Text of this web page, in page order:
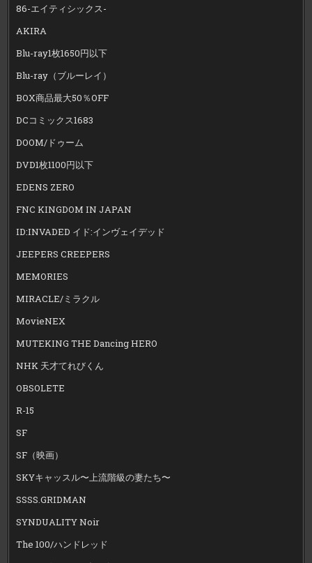
86-エイティシックス-
AKIRA
Blu-ray1枚1650円以下
Blu-ray（ブルーレイ）
BOX商品最大50％OFF
DCコミックス1683
DOOM/ドゥーム
DVD1枚1100円以下
EDENS ZERO
FNC KINGDOM IN JAPAN
ID:INVADED イド:インヴェイデッド
JEEPERS CREEPERS
MEMORIES
MIRACLE/ミラクル
MovieNEX
MUTEKING THE Dancing HERO
NHK 天才てれびくん
OBSOLETE
R-15
SF
SF（映画）
SKYキャッスル〜上流階級の妻たち〜
SSSS.GRIDMAN
SYNDUALITY Noir
The 100/ハンドレッド